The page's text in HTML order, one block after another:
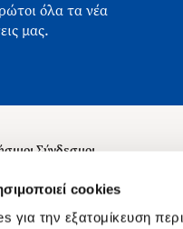
cookies
για την εξατομίκευση
όλα τα νέα
μας.
Σύνδεσμοι
με εμάς
Εργασίας